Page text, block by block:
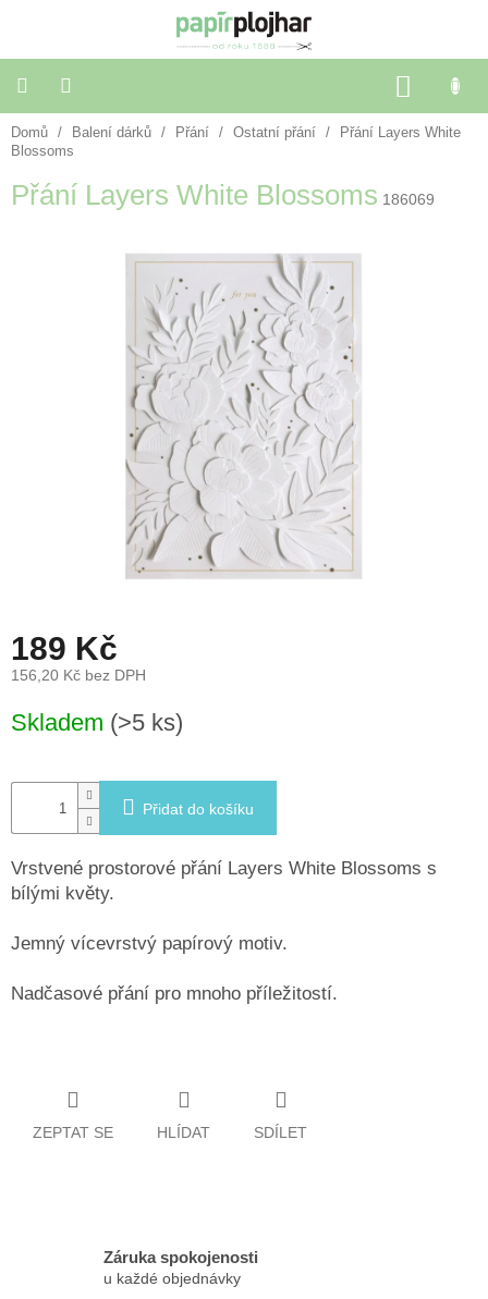
KOŠÍK
Balení
dárků
Dekorace
na
dárky
Novinky
Přihlášení
Domů / Balení dárků / Přání / Ostatní přání /
Přání Layers White
Blossoms
Přání Layers White Blossoms 186069
189 Kč
156,20 Kč bez DPH
cena:
Skladem (>5 ks)
Přidat do košíku
Vrstvené prostorové přání Layers White Blossoms s
bílými květy.
Jemný vícevrstvý papírový motiv.
Nadčasové přání pro mnoho příležitostí.
ZEPTAT SE HLÍDAT SDÍLET
Záruka spokojenosti
u každé objednávky